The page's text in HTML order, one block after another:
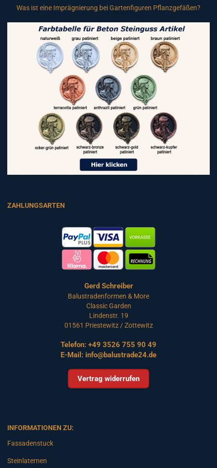
Was ist eine Imprägnierung bei Gartenfiguren Pflanzgefäßen?
ZAHLUNGSARTEN
Gerd Schreiber
Balustradenformen & More
Classic Garden
Lindenstr. 19
01561 Priestewitz / Zottewitz
Telefon: +49 3526 755 90 49
E-Mail: info@balustrade24.de
Vertrag widerrufen
INFORMATIONEN ZU:
Fassadenstuck
Steinlaternen